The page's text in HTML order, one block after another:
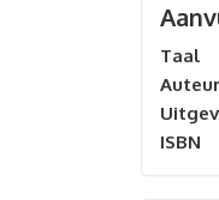
Taal
Auteur
ISBN